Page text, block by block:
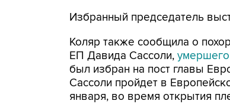
Избранный председатель
Коляр также сообщила о
ЕП Давида Сассоли, умершего
был избран на пост главы
Сассоли пройдет в
января, во время открытия